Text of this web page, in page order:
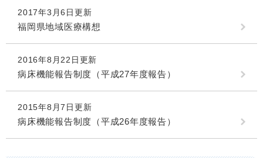
2017年3月6日更新
福岡県地域医療構想
2016年8月22日更新
病床機能報告制度（平成27年度報告）
2015年8月7日更新
病床機能報告制度（平成26年度報告）